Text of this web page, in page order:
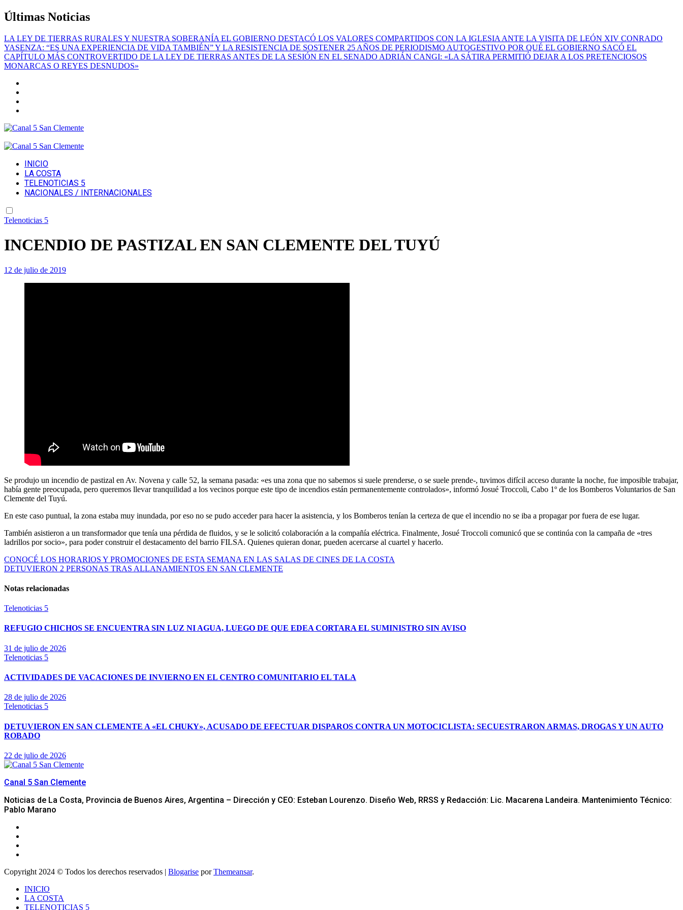
Saltar
al
Últimas Noticias
LA LEY DE TIERRAS RURALES Y NUESTRA SOBERANÍA EL GOBIERNO DESTACÓ LOS VALORES COMPARTIDOS CON LA IGLESIA ANTE LA VISITA DE LEÓN XIV CONRADO
YASENZA: “ES UNA EXPERIENCIA DE VIDA TAMBIÉN” Y LA RESISTENCIA DE SOSTENER 25 AÑOS DE PERIODISMO AUTOGESTIVO POR QUÉ EL GOBIERNO SACÓ EL
CAPÍTULO MÁS CONTROVERTIDO DE LA LEY DE TIERRAS ANTES DE LA SESIÓN EN EL SENADO ADRIÁN CANGI: «LA SÁTIRA PERMITIÓ DEJAR A LOS PRETENCIOSOS
MONARCAS O REYES DESNUDOS»
Canal 5 San Clemente
Noticias de La Costa, Provincia de Buenos Aires, Argentina - Dirección y CEO: Esteban Lourenzo. Diseño Web, RRSS y Redacción: Lic. Macarena Landeira. Mantenimiento Técnico:
Noticias de La Costa, Provincia de Buenos Aires, Argentina - Dirección y CEO: Esteban Lourenzo. Diseño Web, RRSS y Redacción: Lic. Macarena Landeira. Mantenimiento Técnico:
Pablo Marano
INICIO
LA COSTA
TELENOTICIAS 5
NACIONALES / INTERNACIONALES
Telenoticias 5
INCENDIO DE PASTIZAL EN SAN CLEMENTE DEL TUYÚ
12 de julio de 2019
Se produjo un incendio de pastizal en Av. Novena y calle 52, la semana pasada: «es una zona que no sabemos si suele prenderse, o se suele prende-, tuvimos difícil acceso durante la noche, fue imposible trabajar,
había gente preocupada, pero queremos llevar tranquilidad a los vecinos porque este tipo de incendios están permanentemente controlados», informó Josué Troccoli, Cabo 1º de los Bomberos Voluntarios de San
Clemente del Tuyú.
En este caso puntual, la zona estaba muy inundada, por eso no se pudo acceder para hacer la asistencia, y los Bomberos tenían la certeza de que el incendio no se iba a propagar por fuera de ese lugar.
También asistieron a un transformador que tenía una pérdida de fluidos, y se le solicitó colaboración a la compañía eléctrica. Finalmente, Josué Troccoli comunicó que se continúa con la campaña de «tres
ladrillos por socio», para poder construir el destacamento del barrio FILSA. Quienes quieran donar, pueden acercarse al cuartel y hacerlo.
Navegación
de
entradas
CONOCÉ LOS HORARIOS Y PROMOCIONES DE ESTA SEMANA EN LAS SALAS DE CINES DE LA COSTA
DETUVIERON 2 PERSONAS TRAS ALLANAMIENTOS EN SAN CLEMENTE
Notas relacionadas
Telenoticias 5
REFUGIO CHICHOS SE ENCUENTRA SIN LUZ NI AGUA, LUEGO DE QUE EDEA CORTARA EL SUMINISTRO SIN AVISO
31 de julio de 2026
Telenoticias 5
ACTIVIDADES DE VACACIONES DE INVIERNO EN EL CENTRO COMUNITARIO EL TALA
28 de julio de 2026
Telenoticias 5
DETUVIERON EN SAN CLEMENTE A «EL CHUKY», ACUSADO DE EFECTUAR DISPAROS CONTRA UN MOTOCICLISTA: SECUESTRARON ARMAS, DROGAS Y UN AUTO
ROBADO
22 de julio de 2026
Canal 5 San Clemente
Noticias de La Costa, Provincia de Buenos Aires, Argentina – Dirección y CEO: Esteban Lourenzo. Diseño Web, RRSS y Redacción: Lic. Macarena Landeira. Mantenimiento Técnico:
Pablo Marano
Copyright 2024 © Todos los derechos reservados | Blogarise porThemeansar.
INICIO
LA COSTA
TELENOTICIAS 5